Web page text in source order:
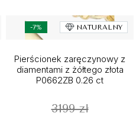
-7% NATURALNY
Pierścionek zaręczynowy z
diamentami z żółtego złota
P0662ZB 0.26 ct
3199 zł